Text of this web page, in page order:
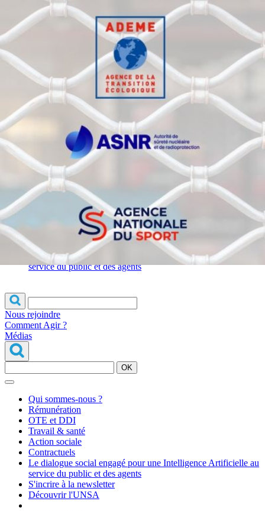
Qui
sommes-
S'inscrire à
newsletter
l'UNSA
Rémunération
OTE et DDI
Travail & santé
|
Action sociale
|
Le dialogue social engagé pour une Intelligence Artificielle au
service du public et des agents
Nous rejoindre
Comment Agir ?
Médias
OK
Qui sommes-nous ?
Rémunération
OTE et DDI
Travail & santé
Action sociale
Contractuels
Le dialogue social engagé pour une Intelligence Artificielle au
service du public et des agents
S'incrire à la newsletter
Découvrir l'UNSA